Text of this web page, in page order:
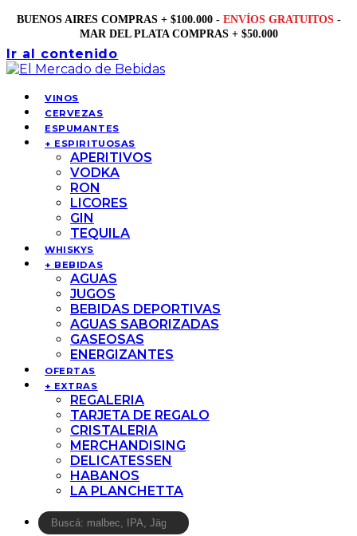
BUENOS AIRES COMPRAS + $100.000 - ENVÍOS GRATUITOS -
MAR DEL PLATA COMPRAS + $50.000
Ir al contenido
VINOS
CERVEZAS
ESPUMANTES
+ ESPIRITUOSAS
APERITIVOS
VODKA
RON
LICORES
GIN
TEQUILA
WHISKYS
+ BEBIDAS
AGUAS
JUGOS
BEBIDAS DEPORTIVAS
AGUAS SABORIZADAS
GASEOSAS
ENERGIZANTES
OFERTAS
+ EXTRAS
REGALERIA
TARJETA DE REGALO
CRISTALERIA
MERCHANDISING
DELICATESSEN
HABANOS
LA PLANCHETTA